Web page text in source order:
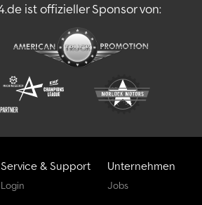
ist offizieller Sponsor von:
Service & Support
Login
Unternehmen
Jobs